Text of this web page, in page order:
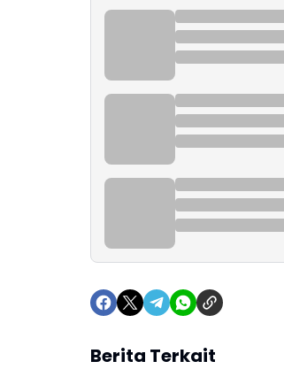
Berita Terkait